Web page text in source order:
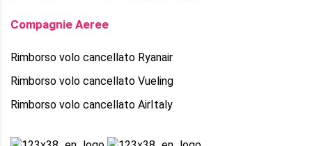
Compagnie Aeree
Rimborso volo cancellato Ryanair
Rimborso volo cancellato Vueling
Rimborso volo cancellato AirItaly